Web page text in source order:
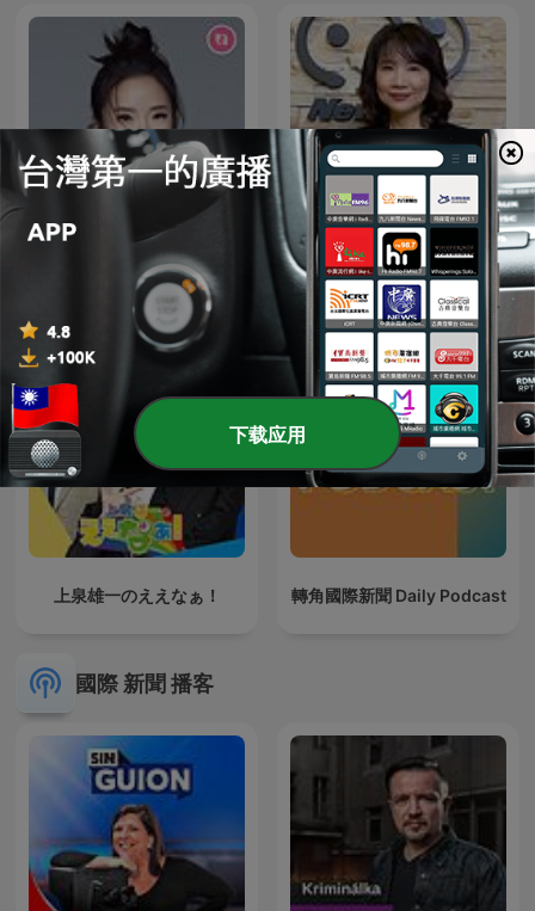
陶色新聞 馨天地
上泉雄一のええなぁ！ 轉角國際新聞 Daily Podcast
國際 新聞 播客
下载应用